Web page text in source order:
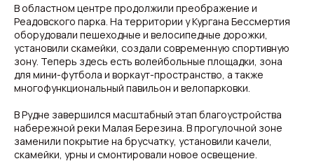
В областном центре продолжили преображение и
Реадовского парка. На территории у Кургана Бессмертия
оборудовали пешеходные и велосипедные дорожки,
установили скамейки, создали современную спортивную
зону. Теперь здесь есть волейбольные площадки, зона
для мини-футбола и воркаут-пространство, а также
многофункциональный павильон и велопарковки.
В Рудне завершился масштабный этап благоустройства
набережной реки Малая Березина. В прогулочной зоне
заменили покрытие на брусчатку, установили качели,
скамейки, урны и смонтировали новое освещение.